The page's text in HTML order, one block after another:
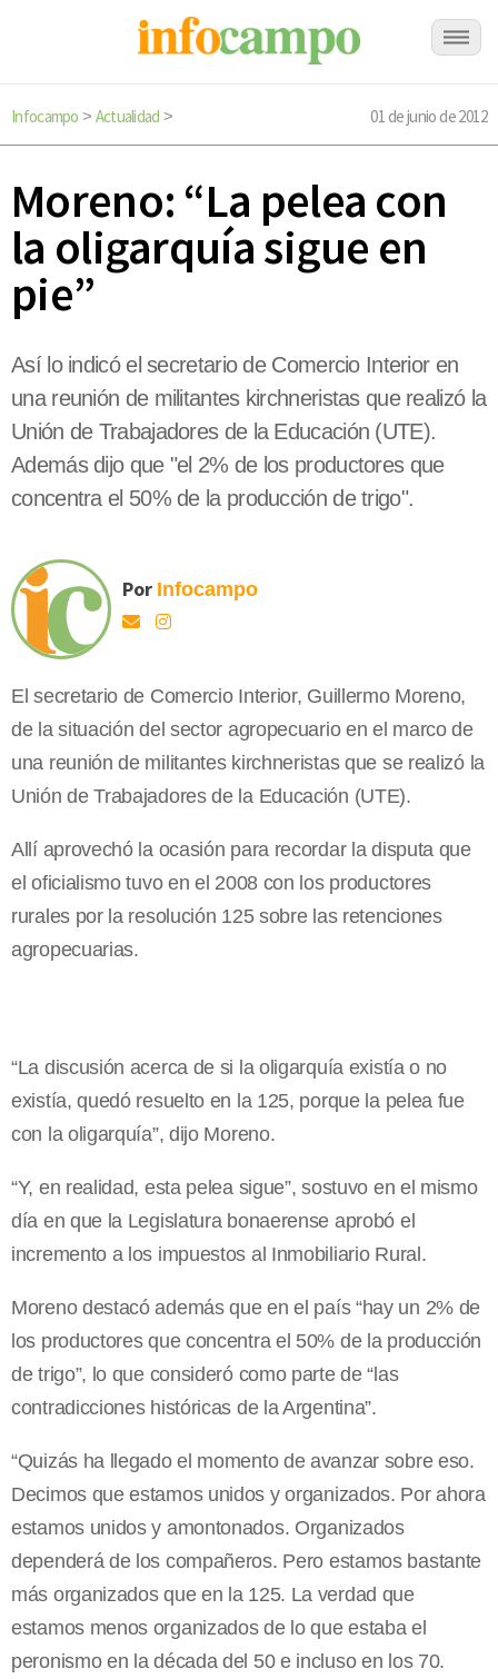
Infocampo > Actualidad > 01 de junio de 2012
Moreno: “La pelea con
la oligarquía sigue en
pie”
Así lo indicó el secretario de Comercio Interior en
una reunión de militantes kirchneristas que realizó la
Unión de Trabajadores de la Educación (UTE).
Además dijo que "el 2% de los productores que
concentra el 50% de la producción de trigo".
Por Infocampo
El secretario de Comercio Interior, Guillermo Moreno,
de la situación del sector agropecuario en el marco de
una reunión de militantes kirchneristas que se realizó la
Unión de Trabajadores de la Educación (UTE).
Allí aprovechó la ocasión para recordar la disputa que
el oficialismo tuvo en el 2008 con los productores
rurales por la resolución 125 sobre las retenciones
agropecuarias.
“La discusión acerca de si la oligarquía existía o no
existía, quedó resuelto en la 125, porque la pelea fue
con la oligarquía”, dijo Moreno.
“Y, en realidad, esta pelea sigue”, sostuvo en el mismo
día en que la Legislatura bonaerense aprobó el
incremento a los impuestos al Inmobiliario Rural.
Moreno destacó además que en el país “hay un 2% de
los productores que concentra el 50% de la producción
de trigo”, lo que consideró como parte de “las
contradicciones históricas de la Argentina”.
“Quizás ha llegado el momento de avanzar sobre eso.
Decimos que estamos unidos y organizados. Por ahora
estamos unidos y amontonados. Organizados
dependerá de los compañeros. Pero estamos bastante
más organizados que en la 125. La verdad que
estamos menos organizados de lo que estaba el
peronismo en la década del 50 e incluso en los 70.